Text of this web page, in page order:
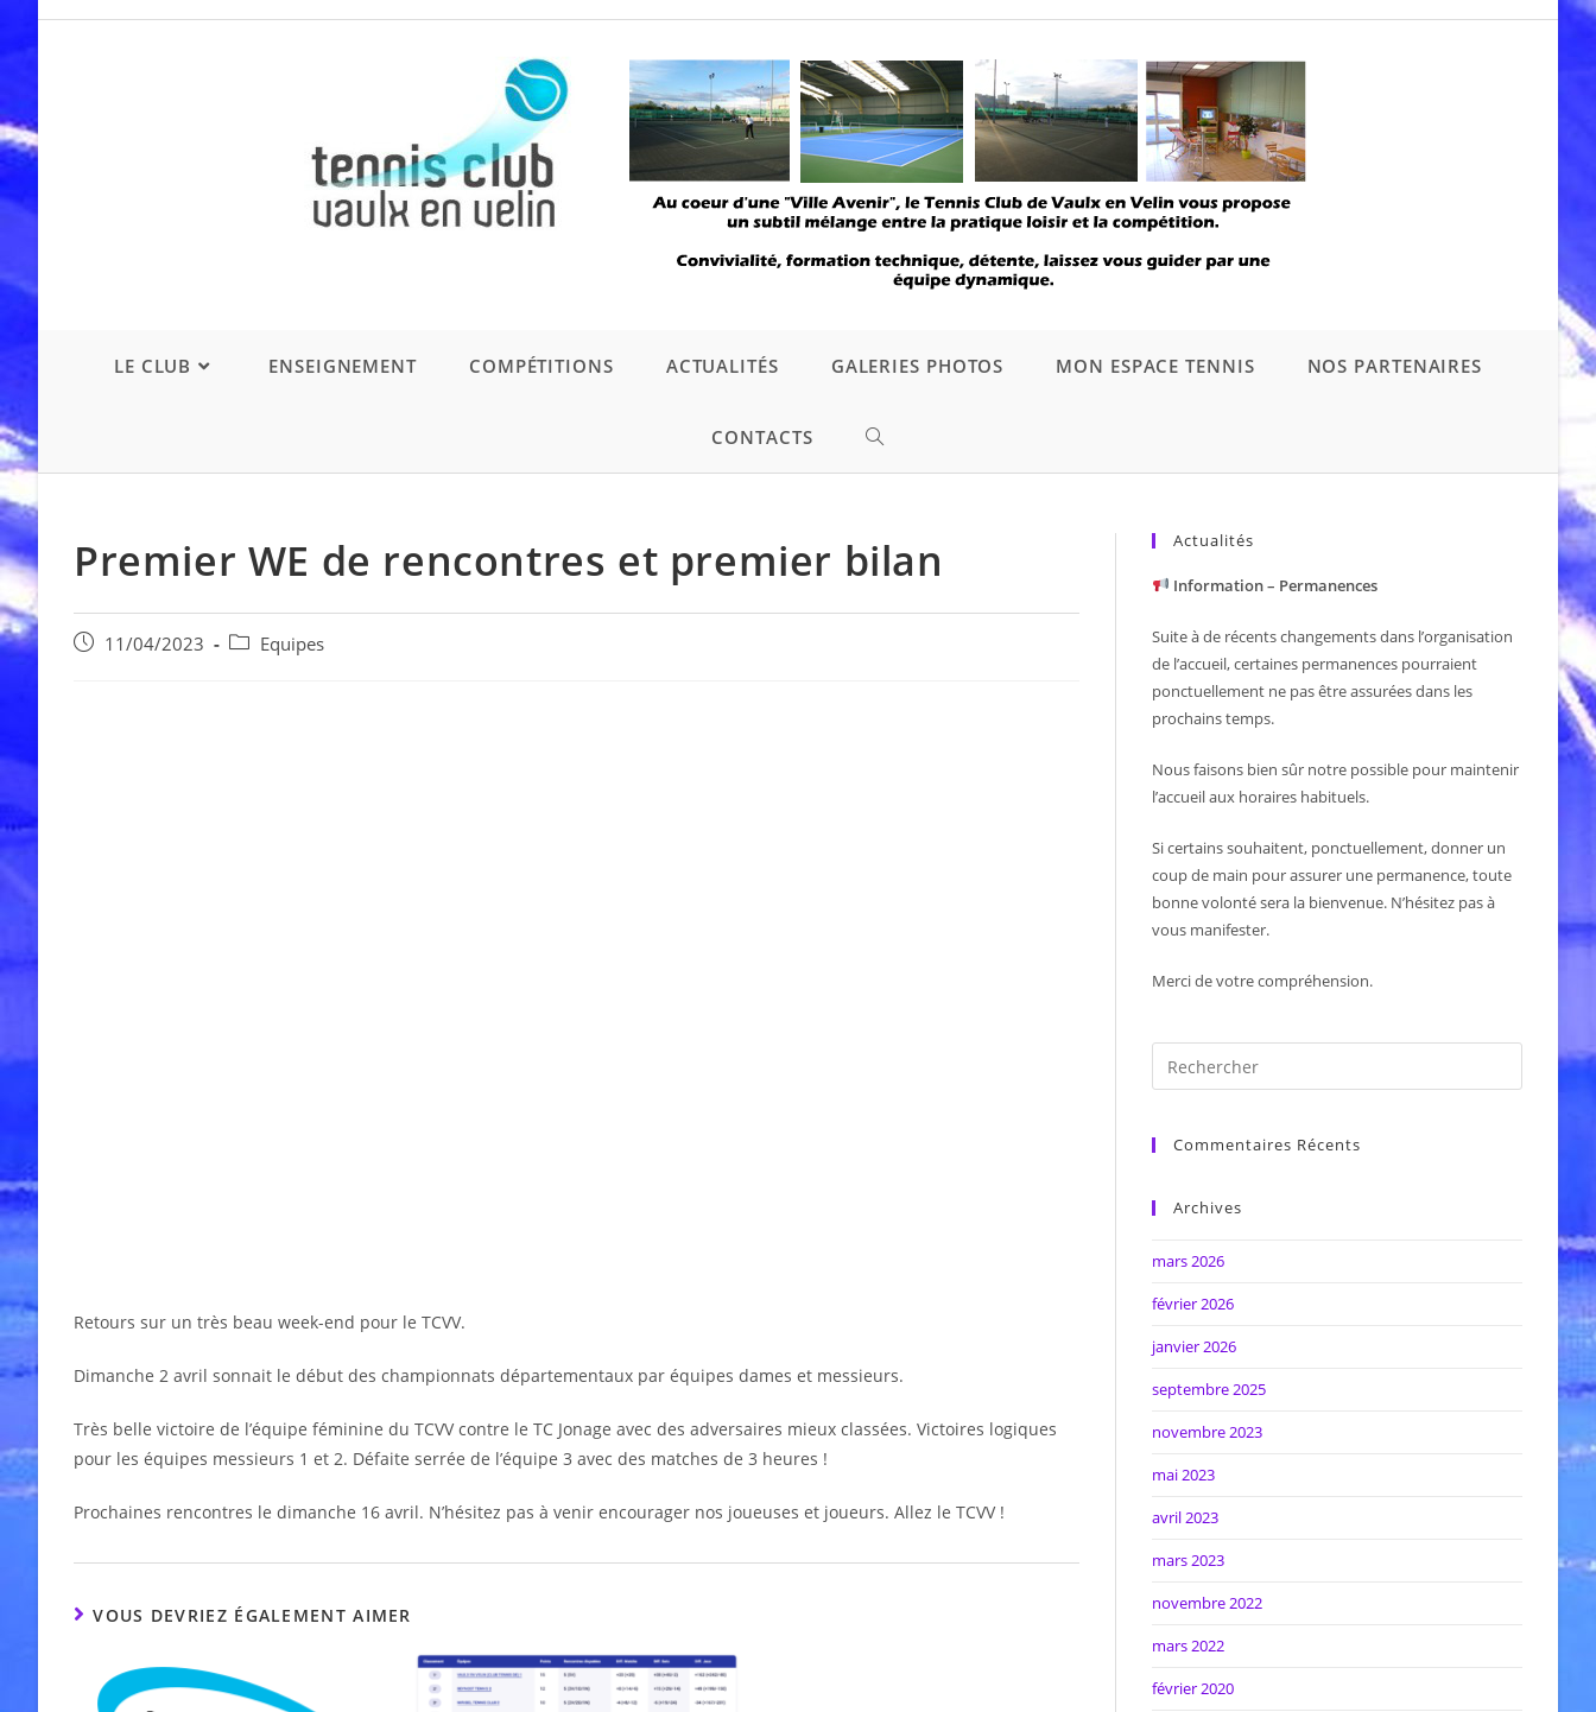
LE CLUB ENSEIGNEMENT COMPÉTITIONS ACTUALITÉS GALERIES PHOTOS MON ESPACE TENNIS NOS PARTENAIRES
CONTACTS TOGGLE
SEARCH
Premier WE de rencontres et premier bilan
Publication
11/04/2023
Post Equipes
Retours sur un très beau week-end pour le TCVV.
Dimanche 2 avril sonnait le début des championnats départementaux par équipes dames et messieurs.
Très belle victoire de l’équipe féminine du TCVV contre le TC Jonage avec des adversaires mieux classées. Victoires logiques
pour les équipes messieurs 1 et 2. Défaite serrée de l’équipe 3 avec des matches de 3 heures !
Prochaines rencontres le dimanche 16 avril. N’hésitez pas à venir encourager nos joueuses et joueurs. Allez le TCVV !
VOUS DEVRIEZ ÉGALEMENT AIMER
Actualités
Information – Permanences
Suite à de récents changements dans l’organisation
de l’accueil, certaines permanences pourraient
ponctuellement ne pas être assurées dans les
prochains temps.
Nous faisons bien sûr notre possible pour maintenir
l’accueil aux horaires habituels.
Si certains souhaitent, ponctuellement, donner un
coup de main pour assurer une permanence, toute
bonne volonté sera la bienvenue. N’hésitez pas à
vous manifester.
Merci de votre compréhension.
Commentaires Récents
Archives
mars 2026
février 2026
janvier 2026
septembre 2025
novembre 2023
mai 2023
avril 2023
mars 2023
novembre 2022
mars 2022
février 2020